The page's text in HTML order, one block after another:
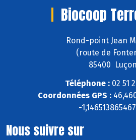
Biocoop
Rond-point Jean
(route de
85400 Luçon
Téléphone :02 51
Coordonnées GPS :
-
Nous suivre sur